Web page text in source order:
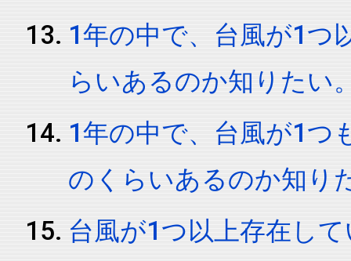
1年の中で、台風が1つ
らいあるのか知りたい
1年の中で、台風が1つ
のくらいあるのか知り
台風が1つ以上存在し